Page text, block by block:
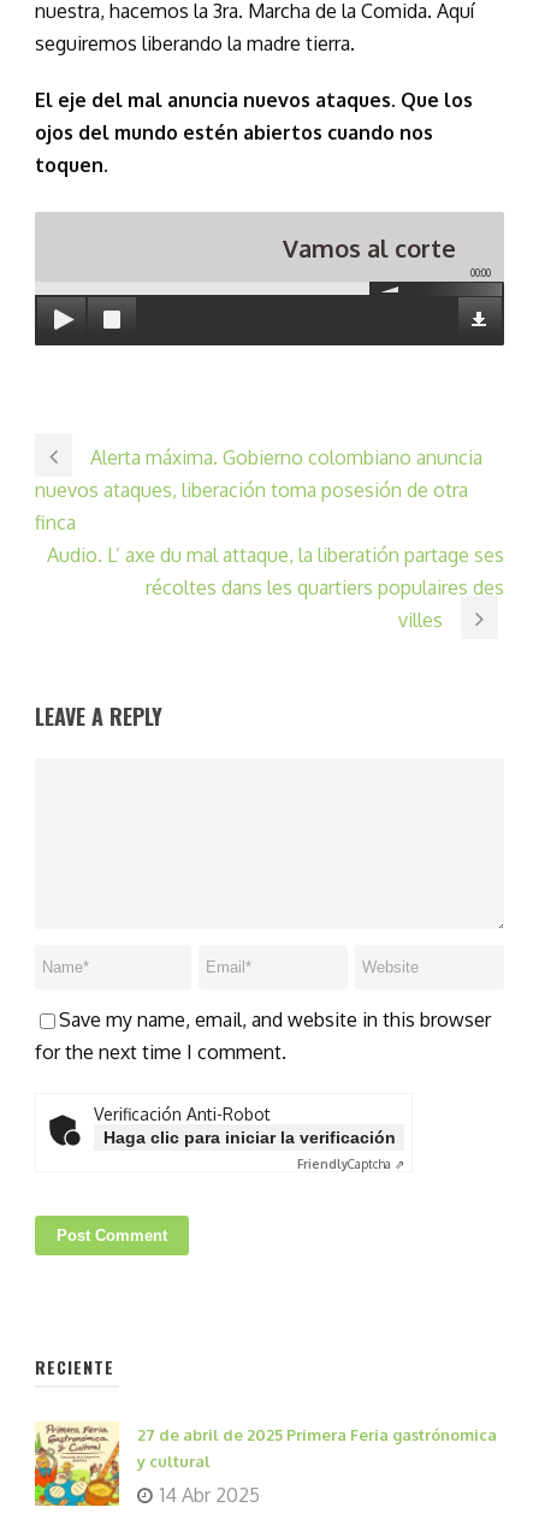
nuestra, hacemos la 3ra. Marcha de la Comida. Aquí
seguiremos liberando la madre tierra.
El eje del mal anuncia nuevos ataques. Que los
ojos del mundo estén abiertos cuando nos
toquen.
Vamos al corte
00:00
Alerta máxima. Gobierno colombiano anuncia
nuevos ataques, liberación toma posesión de otra
finca
Audio. L’ axe du mal attaque, la liberatión partage ses
récoltes dans les quartiers populaires des
villes
LEAVE A REPLY
Save my name, email, and website in this browser
for the next time I comment.
Verificación Anti-Robot
Haga clic para iniciar la verificación
FriendlyCaptcha ⇗
RECIENTE
27 de abril de 2025 Primera Feria gastrónomica
y cultural
14 Abr 2025